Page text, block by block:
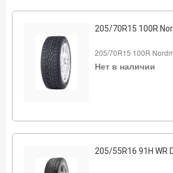
205/70R15 100R
205/70R15 100R
Нет в наличии
205/55R16 91H WR